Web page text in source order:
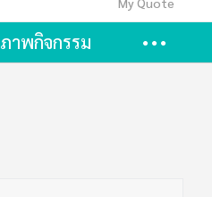
My Quote
ภาพกิจกรรม